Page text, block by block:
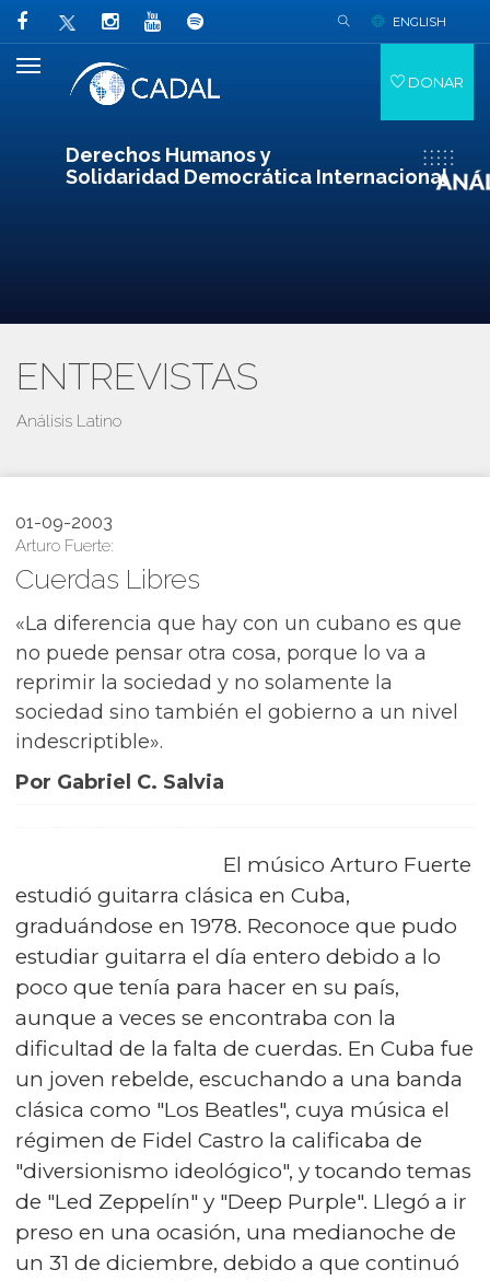
Derechos Humanos y
Solidaridad Democrática Internacional
ENGLISH
DONAR
ENTREVISTAS
Análisis Latino
01-09-2003
Arturo Fuerte:
Cuerdas Libres
«La diferencia que hay con un cubano es que
no puede pensar otra cosa, porque lo va a
reprimir la sociedad y no solamente la
sociedad sino también el gobierno a un nivel
indescriptible».
Por Gabriel C. Salvia
El músico Arturo Fuerte
estudió guitarra clásica en Cuba,
graduándose en 1978. Reconoce que pudo
estudiar guitarra el día entero debido a lo
poco que tenía para hacer en su país,
aunque a veces se encontraba con la
dificultad de la falta de cuerdas. En Cuba fue
un joven rebelde, escuchando a una banda
clásica como "Los Beatles", cuya música el
régimen de Fidel Castro la calificaba de
"diversionismo ideológico", y tocando temas
de "Led Zeppelín" y "Deep Purple". Llegó a ir
preso en una ocasión, una medianoche de
un 31 de diciembre, debido a que continuó